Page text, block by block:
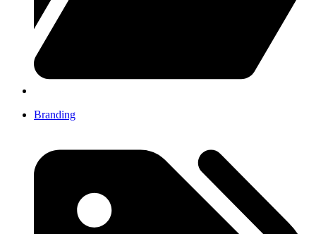
Branding